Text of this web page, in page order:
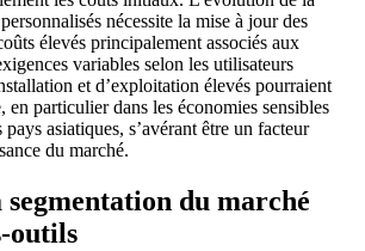
nécessite la mise à jour des
élevés principalement associés aux
variables selon les utilisateurs
et d’exploitation élevés pourraient
en particulier dans les économies sensibles
asiatiques, s’avérant être un facteur
du marché.
segmentation du marché
outils